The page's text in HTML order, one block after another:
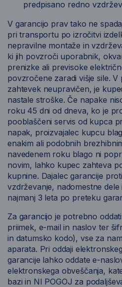
predpisano redno
V garancijo prav tako ne
pri transportu po izročitvi
nepravilne montaže in
ki jih povzroči uporabnik,
prenizke ali previsoke
povzročene zaradi višje sile. V
zahtevek neupravičen, je
nastale stroške. Če napake
roku 45 dni od dneva, ko je
pooblaščeni servis od kupca
napak, proizvajalec kupcu
enakim ali podobnih
navedenem roku blago ni
novim, lahko kupec zahteva
kupnine. Dajalec garancije
vzdrževanje, nadomestne
najmanj 3 leta po preteku
Za garancijo je potrebno
priimek, e-mail in naslov ter
in datumsko kodo), vse za
aparata. Pri oddaji
garancije lahko oddate e-
elektronskega obveščanja,
bazi in NI POGOJ za